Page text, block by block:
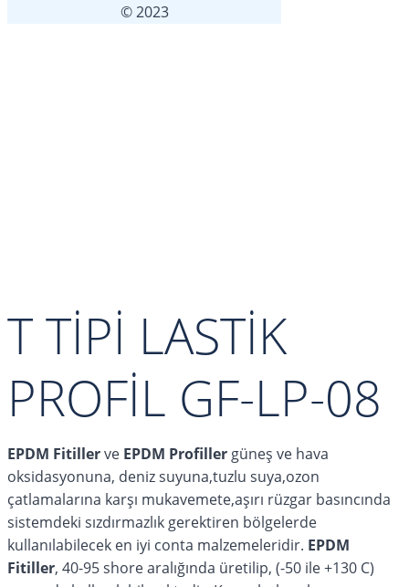
© 2023
T TİPİ LASTİK
PROFİL GF-LP-08
EPDM Fitillerve EPDM Profiller güneş ve hava
oksidasyonuna, deniz suyuna,tuzlu suya,ozon
çatlamalarına karşı mukavemete,aşırı rüzgar basıncında
sistemdeki sızdırmazlık gerektiren bölgelerde
kullanılabilecek en iyi conta malzemeleridir. EPDM
Fitiller, 40-95 shore aralığında üretilip, (-50 ile +130 C)